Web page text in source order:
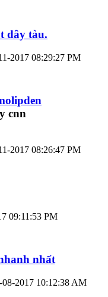
dây tàu.
2017 08:29:27 PM
2017 08:26:47 PM
09:11:53 PM
nhất
08-2017 10:12:38 AM